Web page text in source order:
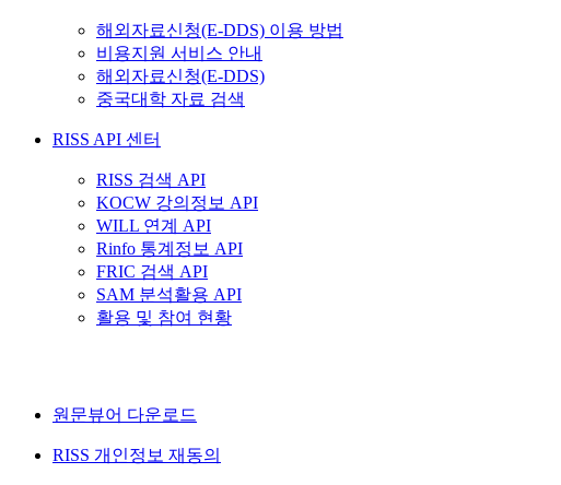
해외자료신청(E-DDS) 이용 방법
비용지원 서비스 안내
해외자료신청(E-DDS)
중국대학 자료 검색
RISS API 센터
RISS 검색 API
KOCW 강의정보 API
WILL 연계 API
Rinfo 통계정보 API
FRIC 검색 API
SAM 분석활용 API
활용 및 참여 현황
원문뷰어 다운로드
RISS 개인정보 재동의